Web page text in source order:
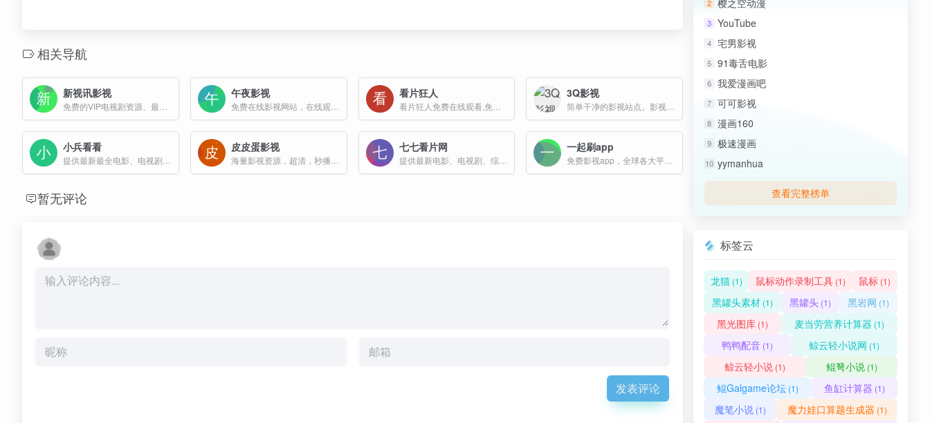
相关导航
新视讯影视 午夜影视 看片狂人 3Q影视
小兵看看 皮皮蛋影视
海量影视资源，超清，秒播，资源稀有
七七看片网
提供最新电影、电视剧、综艺、动漫等内容的免费观看服务
一起刷app
暂无评论
发表评论
2 樱之空动漫
3 YouTube
4 宅男影视
5 91毒舌电影
6 我爱漫画吧
7 可可影视
8 漫画160
9 极速漫画
10 yymanhua
查看完整榜单
标签云
龙猫(1) 鼠标动作录制工具(1) 鼠标 (1)
黑罐头素材 (1) 黑罐头 (1) 黑岩网 (1)
黑光图库 (1) 麦当劳营养计算器 (1)
鸭鸭配音 (1) 鲸云轻小说网 (1)
鲸云轻小说(1) 鲲弩小说(1)
鲲Galgame论坛(1) 鱼缸计算器 (1)
魔笔小说(1) 魔力娃口算题生成器 (1)